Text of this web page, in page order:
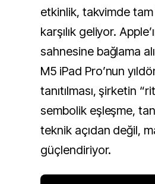
etkinlik, takvimde tam
karşılık geliyor.
sahnesine bağlama
M5 iPad Pro’nun
tanıtılması, şirketin
sembolik eşleşme,
teknik açıdan değil,
güçlendiriyor.